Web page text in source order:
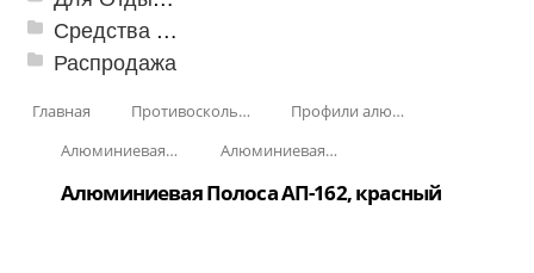
Средства от насекомых и садовых вредителей
Распродажа
Главная Противоскользящая защита для лестниц, профили, ленты
Профили алюминиевые с резиновой вставкой
Алюминиевая полоса с резиновыми вставками
Алюминиевая Полоса с пятью резиновыми вставками АП-162
Алюминиевая Полоса АП-162, красный